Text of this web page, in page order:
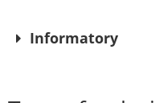
Informatory